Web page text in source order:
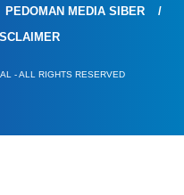
PEDOMAN MEDIA SIBER
- ALL RIGHTS RESERVED